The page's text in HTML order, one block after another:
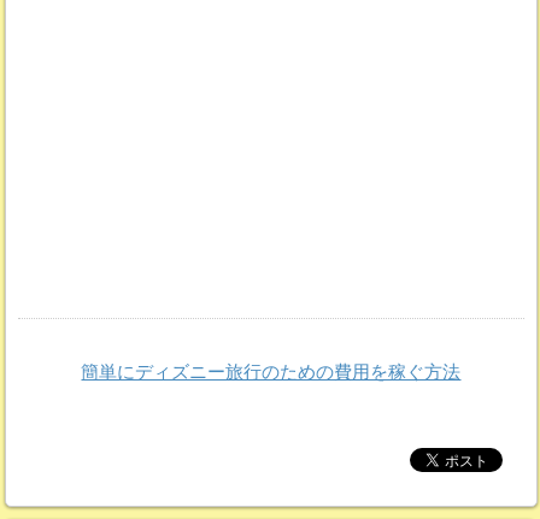
簡単にディズニー旅行のための費用を稼ぐ方法